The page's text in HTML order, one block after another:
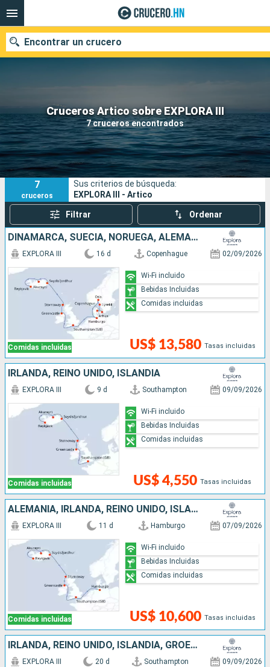
Cruceros Artico sobre EXPLORA III
7 cruceros encontrados
Encontrar un crucero
Nuestros destinos
Fecha de salida
Puertos Compañías
7
cruceros
Sus criterios de búsqueda:
EXPLORA III - Artico
Filtrar Ordenar
DINAMARCA, SUECIA, NORUEGA, ALEMANIA, IRLANDA, REINO UNIDO, ISLANDIA
Comidas incluidas
EXPLORA III 16 d Copenhague 02/09/2026
US$ 13,580 Tasas incluidas
Wi-Fi incluido
Bebidas Incluidas
Comidas incluidas
IRLANDA, REINO UNIDO, ISLANDIA
Comidas incluidas
EXPLORA III 9 d Southampton 09/09/2026
US$ 4,550 Tasas incluidas
Wi-Fi incluido
Bebidas Incluidas
Comidas incluidas
ALEMANIA, IRLANDA, REINO UNIDO, ISLANDIA
Comidas incluidas
EXPLORA III 11 d Hamburgo 07/09/2026
US$ 10,600 Tasas incluidas
Wi-Fi incluido
Bebidas Incluidas
Comidas incluidas
IRLANDA, REINO UNIDO, ISLANDIA, GROENLANDIA, CANADÁ
EXPLORA III 20 d Southampton 09/09/2026